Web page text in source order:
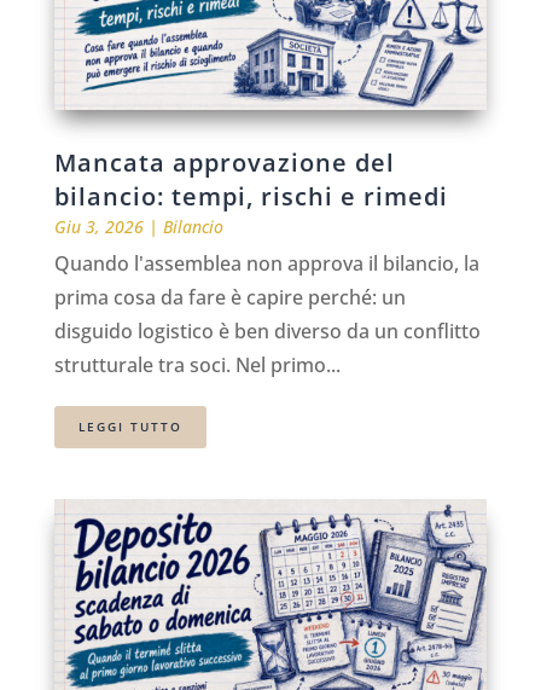
Mancata approvazione del
bilancio: tempi, rischi e rimedi
Giu 3, 2026| Bilancio
Quando l'assemblea non approva il bilancio, la
prima cosa da fare è capire perché: un
disguido logistico è ben diverso da un conflitto
strutturale tra soci. Nel primo...
LEGGI TUTTO